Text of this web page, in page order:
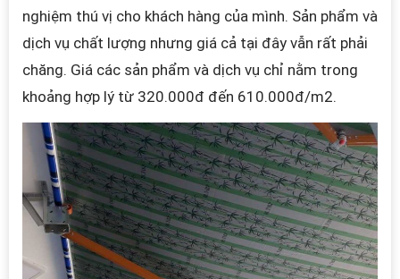
nghiệm thú vị cho khách hàng của mình. Sản phẩm và
dịch vụ chất lượng nhưng giá cả tại đây vẫn rất phải
chăng. Giá các sản phẩm và dịch vụ chỉ nằm trong
khoảng hợp lý từ 320.000đ đến 610.000đ/m2.